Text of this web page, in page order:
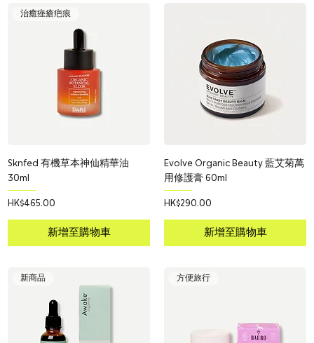
治癒痤瘡疤痕
Sknfed 有機草本神仙精華油
30ml
價格
HK$465.00
新增至購物車
Evolve Organic Beauty 藍艾菊萬
用修護膏 60ml
價格
HK$290.00
新增至購物車
新商品 方便旅行